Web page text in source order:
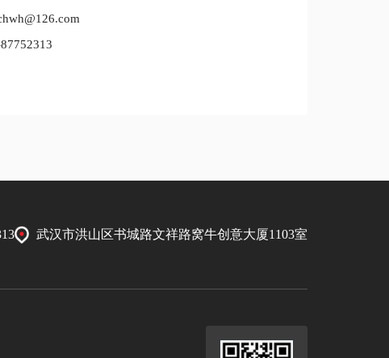
武汉市洪山区书城路文祥路窝牛创意大厦1103室